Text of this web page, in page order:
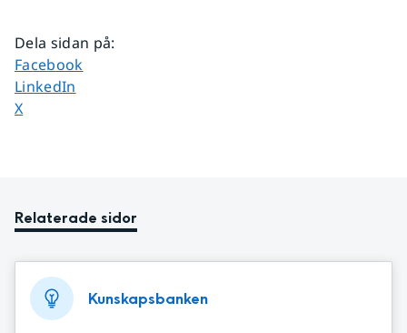
Dela sidan på:
Dela sidan på
Facebook
Dela sidan på
LinkedIn
Dela sidan på
X
Relaterade sidor
Kunskapsbanken